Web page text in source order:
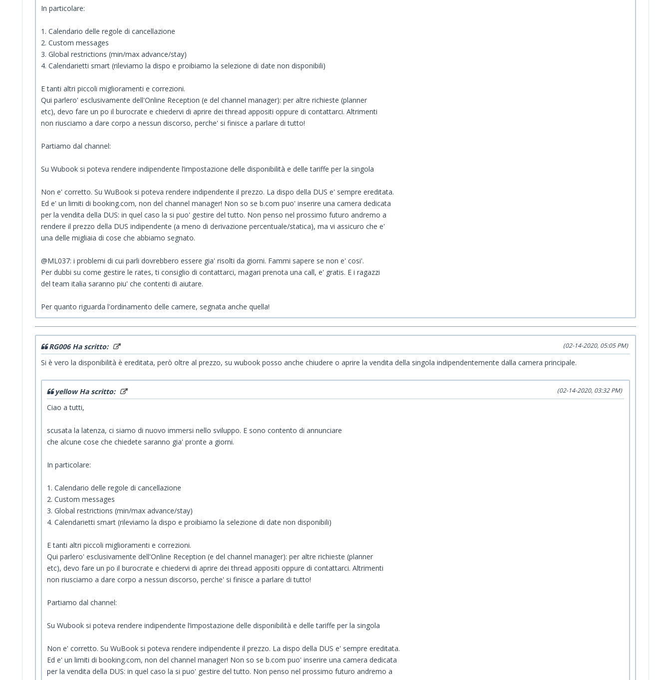
In particolare:
1. Calendario delle regole di cancellazione
2. Custom messages
3. Global restrictions (min/max advance/stay)
4. Calendarietti smart (rileviamo la dispo e proibiamo la selezione di date non disponibili)
E tanti altri piccoli miglioramenti e correzioni.
Qui parlero' esclusivamente dell'Online Reception (e del channel manager): per altre richieste (planner
etc), devo fare un po il burocrate e chiedervi di aprire dei thread appositi oppure di contattarci. Altrimenti
non riusciamo a dare corpo a nessun discorso, perche' si finisce a parlare di tutto!
Partiamo dal channel:
Su Wubook si poteva rendere indipendente l’impostazione delle disponibilità e delle tariffe per la singola
Non e' corretto. Su WuBook si poteva rendere indipendente il prezzo. La dispo della DUS e' sempre ereditata.
Ed e' un limiti di booking.com, non del channel manager! Non so se b.com puo' inserire una camera dedicata
per la vendita della DUS: in quel caso la si puo' gestire del tutto. Non penso nel prossimo futuro andremo a
rendere il prezzo della DUS indipendente (a meno di derivazione percentuale/statica), ma vi assicuro che e'
una delle migliaia di cose che abbiamo segnato.
@ML037: i problemi di cui parli dovrebbero essere gia' risolti da giorni. Fammi sapere se non e' cosi'.
Per dubbi su come gestire le rates, ti consiglio di contattarci, magari prenota una call, e' gratis. E i ragazzi
del team italia saranno piu' che contenti di aiutare.
Per quanto riguarda l'ordinamento delle camere, segnata anche quella!
(02-14-2020, 05:05 PM)
RG006 Ha scritto:
Si è vero la disponibilità è ereditata, però oltre al prezzo, su wubook posso anche chiudere o aprire la vendita della singola indipendentemente dalla camera principale.
(02-14-2020, 03:32 PM)
yellow Ha scritto:
Ciao a tutti,
scusata la latenza, ci siamo di nuovo immersi nello sviluppo. E sono contento di annunciare
che alcune cose che chiedete saranno gia' pronte a giorni.
In particolare:
1. Calendario delle regole di cancellazione
2. Custom messages
3. Global restrictions (min/max advance/stay)
4. Calendarietti smart (rileviamo la dispo e proibiamo la selezione di date non disponibili)
E tanti altri piccoli miglioramenti e correzioni.
Qui parlero' esclusivamente dell'Online Reception (e del channel manager): per altre richieste (planner
etc), devo fare un po il burocrate e chiedervi di aprire dei thread appositi oppure di contattarci. Altrimenti
non riusciamo a dare corpo a nessun discorso, perche' si finisce a parlare di tutto!
Partiamo dal channel:
Su Wubook si poteva rendere indipendente l’impostazione delle disponibilità e delle tariffe per la singola
Non e' corretto. Su WuBook si poteva rendere indipendente il prezzo. La dispo della DUS e' sempre ereditata.
Ed e' un limiti di booking.com, non del channel manager! Non so se b.com puo' inserire una camera dedicata
per la vendita della DUS: in quel caso la si puo' gestire del tutto. Non penso nel prossimo futuro andremo a